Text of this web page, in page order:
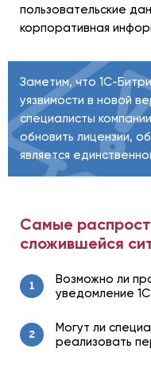
пользовательские
корпоративная
Заметим, что 1С-
уязвимости в новой
специалисты
обновить лицензии,
является
Самые
сложившейся
1
Возможно ли
уведомление
2
Могут ли
реализовать